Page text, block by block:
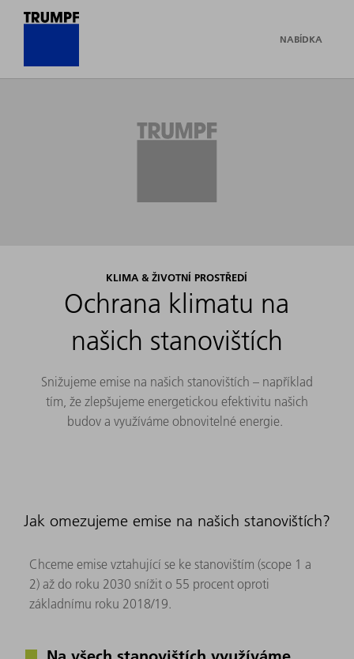
NABÍDKA
KLIMA & ŽIVOTNÍ PROSTŘEDÍ
Ochrana klimatu na
našich stanovištích
Snižujeme emise na našich stanovištích – například
tím, že zlepšujeme energetickou efektivitu našich
budov a využíváme obnovitelné energie.
Jak omezujeme emise na našich stanovištích?
Chceme emise vztahující se ke stanovištím (scope 1 a
2) až do roku 2030 snížit o 55 procent oproti
základnímu roku 2018/19.